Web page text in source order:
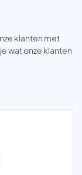
klanten met
wat onze klanten